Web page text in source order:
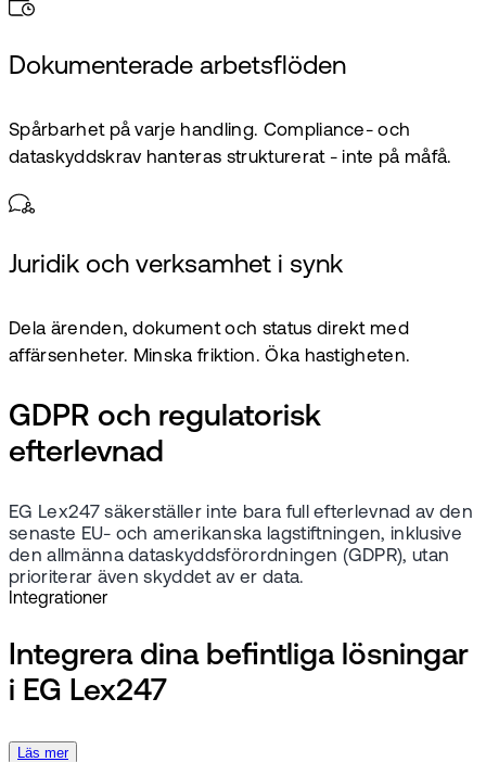
Dokumenterade arbetsflöden
Spårbarhet på varje handling. Compliance- och
dataskyddskrav hanteras strukturerat - inte på måfå.
Juridik och verksamhet i synk
Dela ärenden, dokument och status direkt med
affärsenheter. Minska friktion. Öka hastigheten.
GDPR och regulatorisk
efterlevnad
EG Lex247 säkerställer inte bara full efterlevnad av den
senaste EU- och amerikanska lagstiftningen, inklusive
den allmänna dataskyddsförordningen (GDPR), utan
prioriterar även skyddet av er data.
Integrationer
Integrera dina befintliga lösningar
i EG Lex247
Läs mer